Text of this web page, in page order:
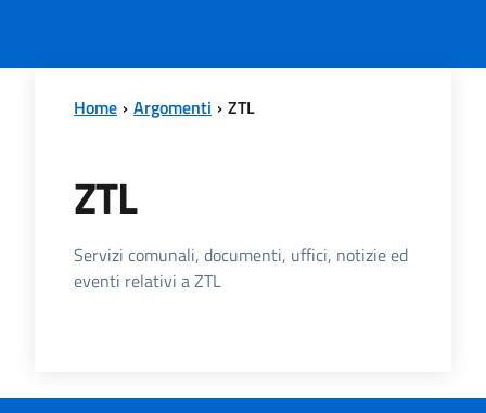
Home Argomenti ZTL
ZTL
Dettagli dell'Argomento
Servizi comunali, documenti, uffici, notizie ed
eventi relativi a ZTL